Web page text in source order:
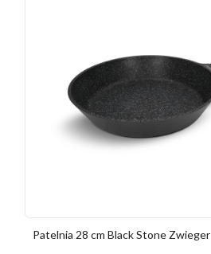
Patelnia 28 cm Black Stone Zwieger